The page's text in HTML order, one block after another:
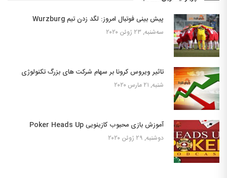
پیش بینی فوتبال امروز: لگد زدن تیم Wurzburg
سه‌شنبه, ۲۳ ژوئن ۲۰۲۰
تاثیر ویروس کرونا بر سهام شرکت های بزرگ تکنولوژی
شنبه, ۲۱ مارس ۲۰۲۰
آموزش بازی محبوب کازینویی Poker Heads Up
دوشنبه, ۲۹ ژوئن ۲۰۲۰